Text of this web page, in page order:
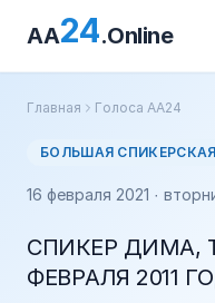
AA24.Online
Главная Голоса АА24
БОЛЬШАЯ СПИКЕРСКАЯ
16 февраля 2021 ·
СПИКЕР ДИМА,
ФЕВРАЛЯ 2011